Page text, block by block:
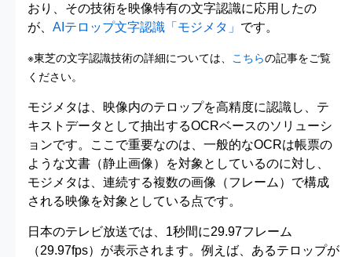
おり、その技術を映像特有の文字認識に応用したの
が、 AIテロップ文字認識「モジメタ」 です。
※東芝の文字認識技術の詳細については、 こちらの記事をご覧
ください。
モジメタは、映像内のテロップを高精度に認識し、テ
キストデータとして抽出するOCRベースのソリューシ
ョンです。ここで重要なのは、一般的なOCRは帳票の
ような文書（静止画像）を対象としているのに対し、
モジメタは、連続する複数の画像（フレーム）で構成
される映像を対象としている点です。
日本のテレビ放送では、1秒間に29.97フレーム
（29.97fps）が表示されます。例えば、あるテロップが